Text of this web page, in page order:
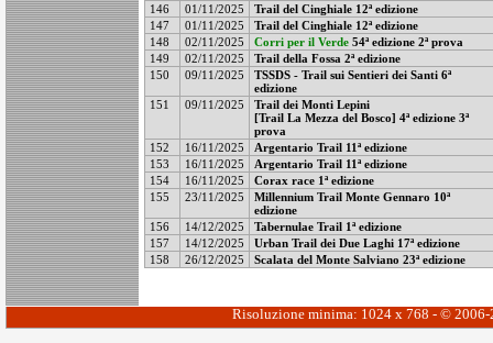
146
01/11/2025
Trail del Cinghiale 12ª edizione
147
01/11/2025
Trail del Cinghiale 12ª edizione
148
02/11/2025 Corri per il Verde 54ª edizione 2ª prova
149
02/11/2025
Trail della Fossa 2ª edizione
150
09/11/2025
TSSDS - Trail sui Sentieri dei Santi 6ª
edizione
151
09/11/2025
Trail dei Monti Lepini
[Trail La Mezza del Bosco] 4ª edizione 3ª
prova
152
16/11/2025
Argentario Trail 11ª edizione
153
16/11/2025
Argentario Trail 11ª edizione
154
16/11/2025
Corax race 1ª edizione
155
23/11/2025
Millennium Trail Monte Gennaro 10ª
edizione
156
14/12/2025
Tabernulae Trail 1ª edizione
157
14/12/2025
Urban Trail dei Due Laghi 17ª edizione
158
26/12/2025 Scalata del Monte Salviano 23ª edizione
Risoluzione minima: 1024 x 768 - ©